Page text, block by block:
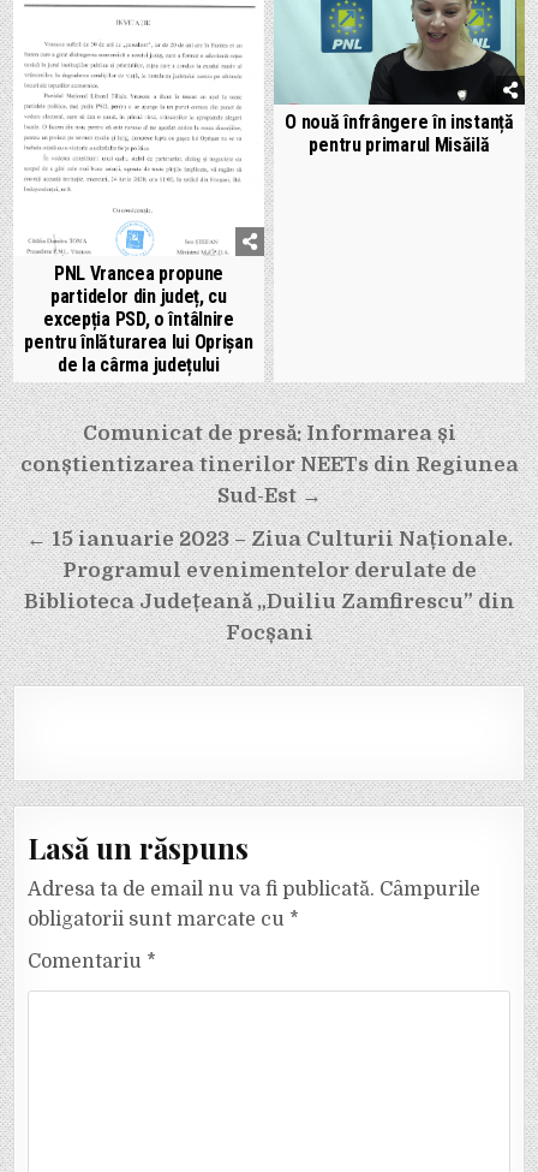
PNL Vrancea propune
partidelor din județ, cu
excepția PSD, o întâlnire
pentru înlăturarea lui Oprișan
de la cârma județului
O nouă înfrângere în instanță
pentru primarul Misăilă
Navigare
în
articole
Comunicat de presă: Informarea și
conștientizarea tinerilor NEETs din Regiunea
Sud-Est →
← 15 ianuarie 2023 – Ziua Culturii Naționale.
Programul evenimentelor derulate de
Biblioteca Județeană „Duiliu Zamfirescu” din
Focșani
Lasă un răspuns
Adresa ta de email nu va fi publicată. Câmpurile
obligatorii sunt marcate cu *
Comentariu *